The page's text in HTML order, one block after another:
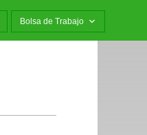
Bolsa de Trabajo